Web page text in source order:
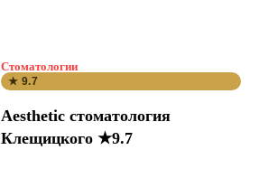
Стоматологии
★ 9.7
Aesthetic стоматология
Клещицкого ★9.7